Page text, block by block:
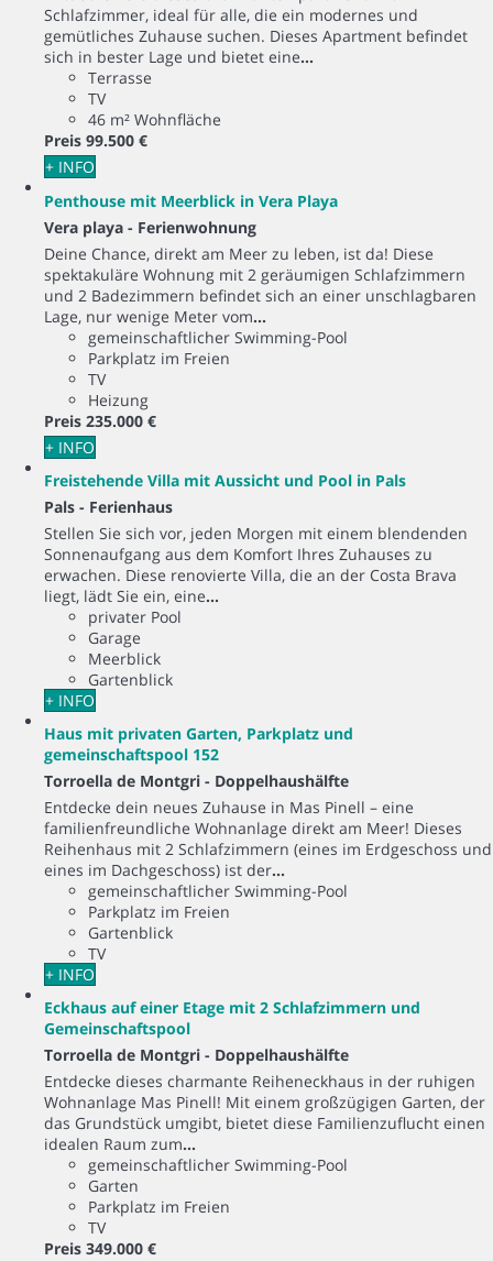
Schlafzimmer, ideal für alle, die ein modernes und
gemütliches Zuhause suchen. Dieses Apartment befindet
sich in bester Lage und bietet eine...
Terrasse
TV
46 m² Wohnfläche
Preis 99.500 €
+ INFO
Penthouse mit Meerblick in Vera Playa
Vera playa - Ferienwohnung
Deine Chance, direkt am Meer zu leben, ist da! Diese
spektakuläre Wohnung mit 2 geräumigen Schlafzimmern
und 2 Badezimmern befindet sich an einer unschlagbaren
Lage, nur wenige Meter vom...
gemeinschaftlicher Swimming-Pool
Parkplatz im Freien
TV
Heizung
Preis 235.000 €
+ INFO
Freistehende Villa mit Aussicht und Pool in Pals
Pals - Ferienhaus
Stellen Sie sich vor, jeden Morgen mit einem blendenden
Sonnenaufgang aus dem Komfort Ihres Zuhauses zu
erwachen. Diese renovierte Villa, die an der Costa Brava
liegt, lädt Sie ein, eine...
privater Pool
Garage
Meerblick
Gartenblick
+ INFO
Haus mit privaten Garten, Parkplatz und
gemeinschaftspool 152
Torroella de Montgri - Doppelhaushälfte
Entdecke dein neues Zuhause in Mas Pinell – eine
familienfreundliche Wohnanlage direkt am Meer! Dieses
Reihenhaus mit 2 Schlafzimmern (eines im Erdgeschoss und
eines im Dachgeschoss) ist der...
gemeinschaftlicher Swimming-Pool
Parkplatz im Freien
Gartenblick
TV
+ INFO
Eckhaus auf einer Etage mit 2 Schlafzimmern und
Gemeinschaftspool
Torroella de Montgri - Doppelhaushälfte
Entdecke dieses charmante Reiheneckhaus in der ruhigen
Wohnanlage Mas Pinell! Mit einem großzügigen Garten, der
das Grundstück umgibt, bietet diese Familienzuflucht einen
idealen Raum zum...
gemeinschaftlicher Swimming-Pool
Garten
Parkplatz im Freien
TV
Preis 349.000 €